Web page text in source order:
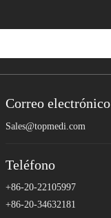
Correo electrónico
Sales@topmedi.com
Teléfono
+86-20-22105997
+86-20-34632181